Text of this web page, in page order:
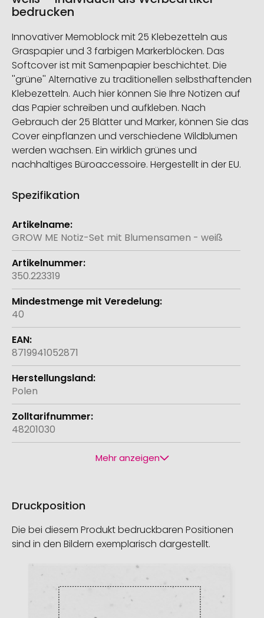
bedrucken
Innovativer Memoblock mit 25 Klebezetteln aus
Graspapier und 3 farbigen Markerblöcken. Das
Softcover ist mit Samenpapier beschichtet. Die
''grüne'' Alternative zu traditionellen selbsthaftenden
Klebezetteln. Auch hier können Sie Ihre Notizen auf
das Papier schreiben und aufkleben. Nach
Gebrauch der 25 Blätter und Marker, können Sie das
Cover einpflanzen und verschiedene Wildblumen
werden wachsen. Ein wirklich grünes und
nachhaltiges Büroaccessoire. Hergestellt in der EU.
Spezifikation
Weitere
Informationen
GROW ME Notiz-Set mit Blumensamen - weiß
350.223319
40
8719941052871
Polen
48201030
Mehr anzeigen
Druckposition
Die bei diesem Produkt bedruckbaren Positionen
sind in den Bildern exemplarisch dargestellt.